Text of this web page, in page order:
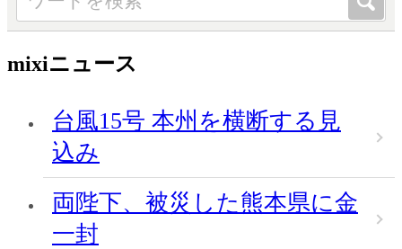
mixiニュース
台風15号 本州を横断する見
込み
両陛下、被災した熊本県に金
一封